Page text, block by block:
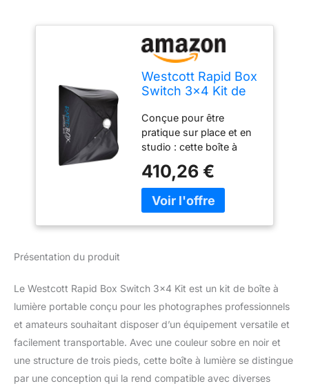
Westcott Rapid Box
Switch 3x4 Kit de
portable pour
studio photo et
localisation
Compatible avec
plusieurs marques
d'éclairage de
photographie
Conçue pour être
pratique sur place et en
studio : cette boîte à
pliable de 0,9 x 1,2 m est
un modificateur de
lumière portable pour les
commutateur Rapid Box
3 x 4 est construit avec
un cadre en aluminium
parapluie, ce qui
maximise la durabilité,
minimise le poids et rend
410,26 €
Présentation du produit
Le Westcott Rapid Box Switch 3×4 Kit est un kit de boîte à
lumière portable conçu pour les photographes professionnels
et amateurs souhaitant disposer d’un équipement versatile et
facilement transportable. Avec une couleur sobre en noir et
une structure de trois pieds, cette boîte à lumière se distingue
par une conception qui la rend compatible avec diverses